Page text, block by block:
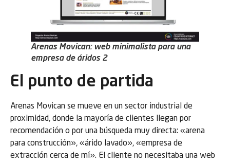
Arenas Movican: web minimalista para una
empresa de áridos 2
El punto de partida
Arenas Movican se mueve en un sector industrial de
proximidad, donde la mayoría de clientes llegan por
recomendación o por una búsqueda muy directa: «arena
para construcción», «árido lavado», «empresa de
extracción cerca de mí». El cliente no necesitaba una web